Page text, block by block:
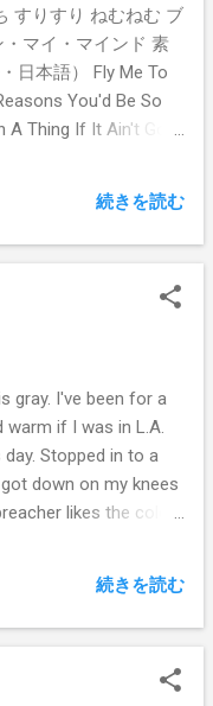
すりすり ねむねむ ブ
マイ・マインド 素
日本語） Fly Me To
You'd Be So
Thing If It Ain't Got
もう少しあるけど、
続きを読む
gray. I've been for a
warm if I was in L.A.
Stopped in to a
down on my knees
likes the cold.
the sky is gray. I've
tell her I could
a winter's day,
続きを読む